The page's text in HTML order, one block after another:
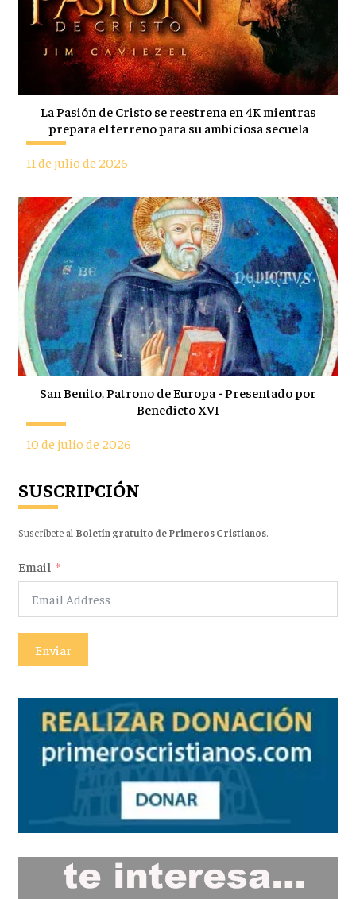
La Pasión de Cristo se reestrena en 4K mientras
prepara el terreno para su ambiciosa secuela
11 de julio de 2026
San Benito, Patrono de Europa - Presentado por
Benedicto XVI
10 de julio de 2026
SUSCRIPCIÓN
Suscríbete al Boletín gratuito de Primeros Cristianos.
Email
Enviar